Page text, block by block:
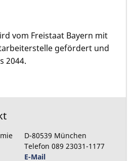
vom Freistaat Bayern mit
gefördert und
2044.
D-80539 München
Telefon 089 23031-1177
E-Mail